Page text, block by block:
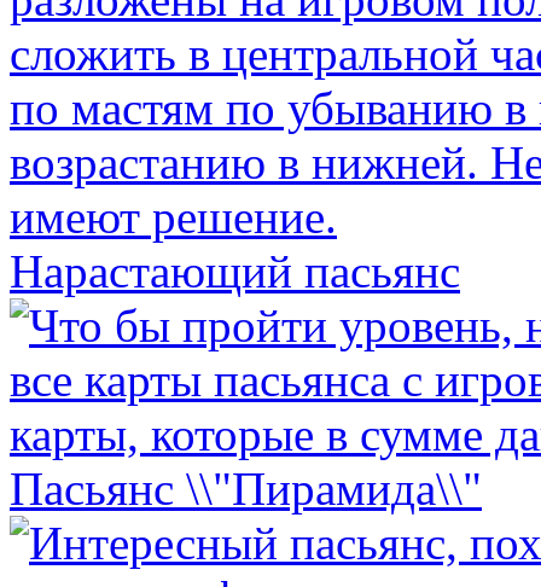
Нарастающий пасьянс
Пасьянс \\"Пирамида\\"